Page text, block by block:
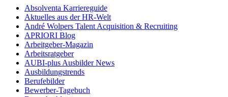
Absolventa Karriereguide
Aktuelles aus der HR-Welt
André Wolpers Talent Acquisition & Recruiting
APRIORI Blog
Arbeitgeber-Magazin
Arbeitsratgeber
AUBI-plus Ausbilder News
Ausbildungstrends
Berufebilder
Bewerber-Tagebuch